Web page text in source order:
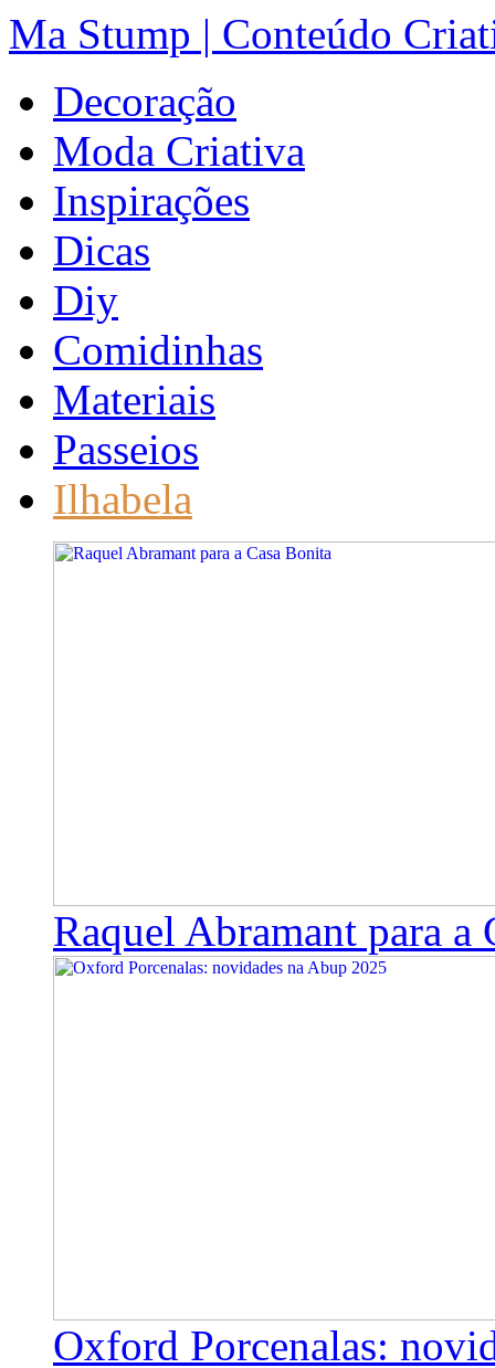
Ma Stump | Conteúdo
Decoração
Moda Criativa
Inspirações
Dicas
Diy
Comidinhas
Materiais
Passeios
Ilhabela
Raquel Abramant para a
Oxford Porcenalas: